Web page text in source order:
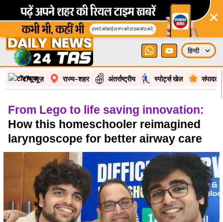
×
टॉप न्यूज़ राज्य-शहर अंतर्राष्ट्रीय स्पोर्ट्स खेल
From Lego to life saving innovation:
How this homeschooler reimagined
laryngoscope for better airway care